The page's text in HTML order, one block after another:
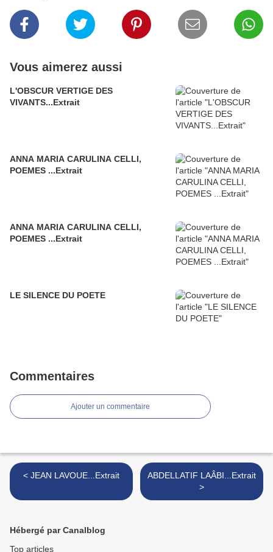
Vous aimerez aussi
L'OBSCUR VERTIGE DES
VIVANTS...Extrait
ANNA MARIA CARULINA CELLI,
POEMES ...Extrait
ANNA MARIA CARULINA CELLI,
POEMES ...Extrait
LE SILENCE DU POETE
Commentaires
Ajouter un commentaire
< JEAN LAVOUE...Extrait
ABDELLATIF LAÂBI...Extrait
>
Hébergé par Canalblog
Top articles